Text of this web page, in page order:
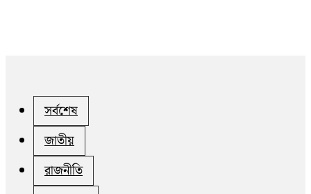
সর্বশেষ
জাতীয়
রাজনীতি